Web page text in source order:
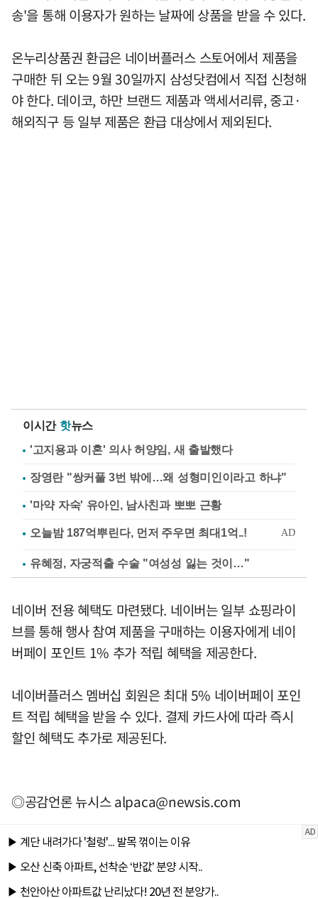
송'을 통해 이용자가 원하는 날짜에 상품을 받을 수 있다.
온누리상품권 환급은 네이버플러스 스토어에서 제품을
구매한 뒤 오는 9월 30일까지 삼성닷컴에서 직접 신청해
야 한다. 데이코, 하만 브랜드 제품과 액세서리류, 중고·
해외직구 등 일부 제품은 환급 대상에서 제외된다.
이시간 핫뉴스
'고지용과 이혼' 의사 허양임, 새 출발했다
장영란 "쌍커풀 3번 밖에…왜 성형미인이라고 하냐"
'마약 자숙' 유아인, 남사친과 뽀뽀 근황
유혜정, 자궁적출 수술 "여성성 잃는 것이…"
네이버 전용 혜택도 마련됐다. 네이버는 일부 쇼핑라이
브를 통해 행사 참여 제품을 구매하는 이용자에게 네이
버페이 포인트 1% 추가 적립 혜택을 제공한다.
네이버플러스 멤버십 회원은 최대 5% 네이버페이 포인
트 적립 혜택을 받을 수 있다. 결제 카드사에 따라 즉시
할인 혜택도 추가로 제공된다.
◎공감언론 뉴시스alpaca@newsis.com